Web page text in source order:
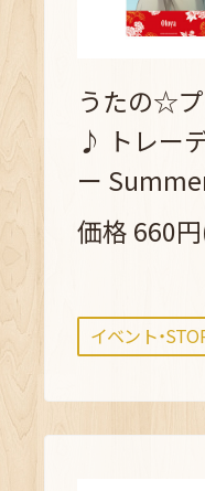
うたの☆
♪ トレー
ー
価格 660
イベント・